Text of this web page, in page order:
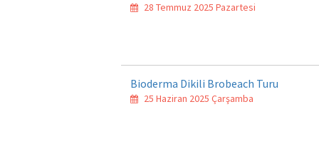
28 Temmuz 2025 Pazartesi
Bioderma Dikili Brobeach Turu
25 Haziran 2025 Çarşamba